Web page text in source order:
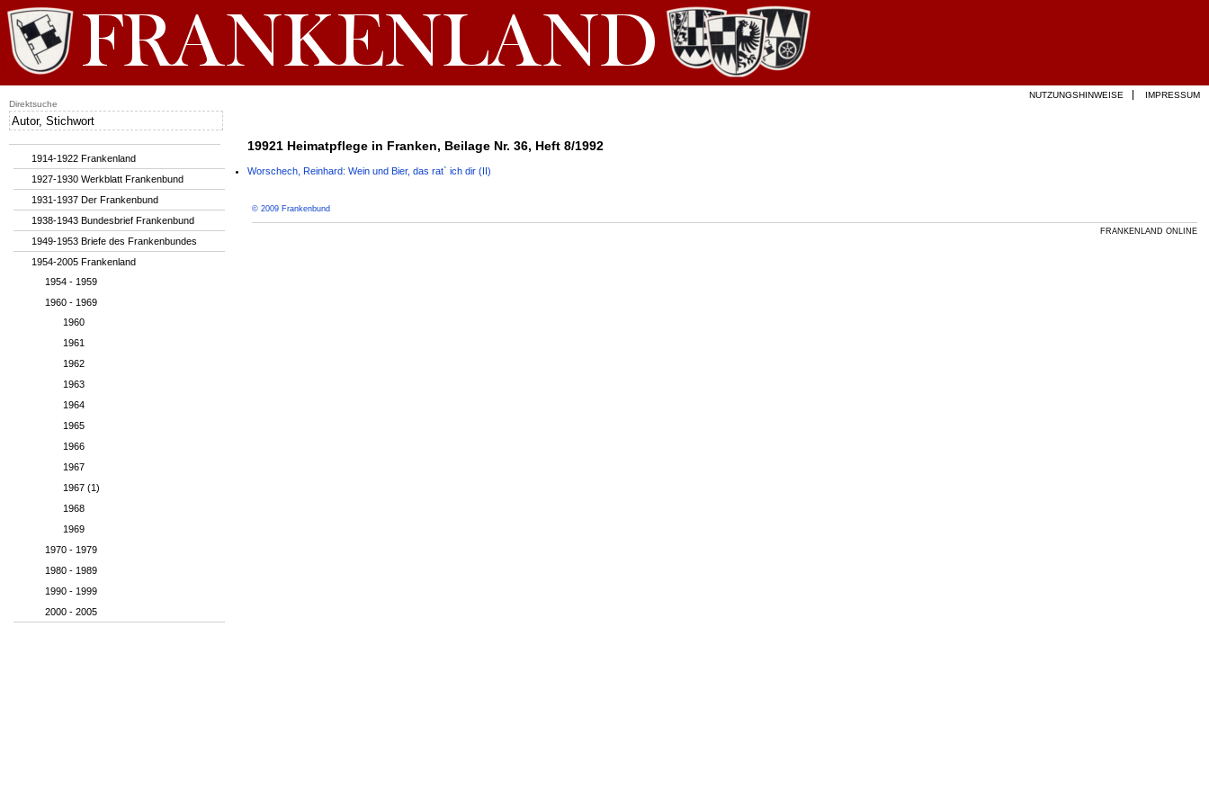
19921 Heimatpflege in Franken, Beilage Nr. 36, Heft 8/1992
Worschech, Reinhard: Wein und Bier, das rat` ich dir (II)
© 2009 Frankenbund
FRANKENLAND ONLINE
1914-1922 Frankenland
1927-1930 Werkblatt Frankenbund
1931-1937 Der Frankenbund
1938-1943 Bundesbrief Frankenbund
1949-1953 Briefe des Frankenbundes
1954-2005 Frankenland
1954 - 1959
1960 - 1969
1960
1961
1962
1963
1964
1965
1966
1967
1967 (1)
1968
1969
1970 - 1979
1980 - 1989
1990 - 1999
2000 - 2005
NUTZUNGSHINWEISE
IMPRESSUM
Direktsuche